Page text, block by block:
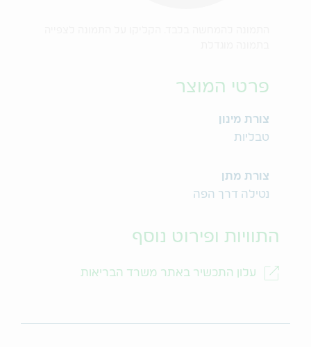
פרטי המוצר
צורת מינון
טבליות
צורת מתן
נטילה דרך הפה
התוויות ופירוט נוסף
עלון התכשיר באתר משרד הבריאות